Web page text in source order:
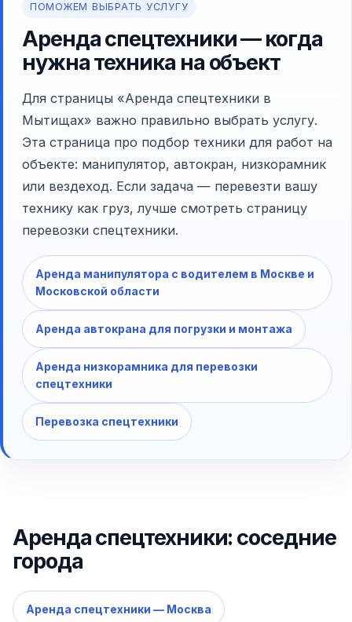
ПОМОЖЕМ ВЫБРАТЬ УСЛУГУ
Аренда спецтехники — когда
нужна техника на объект
Для страницы «Аренда спецтехники в
Мытищах» важно правильно выбрать услугу.
Эта страница про подбор техники для работ на
объекте: манипулятор, автокран, низкорамник
или вездеход. Если задача — перевезти вашу
технику как груз, лучше смотреть страницу
перевозки спецтехники.
Аренда манипулятора с водителем в Москве и
Московской области
Аренда автокрана для погрузки и монтажа
Аренда низкорамника для перевозки
спецтехники
Перевозка спецтехники
Аренда спецтехники: соседние
города
Аренда спецтехники — Москва